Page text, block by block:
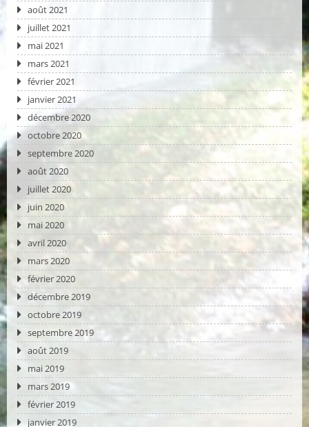
août 2021
juillet 2021
mai 2021
mars 2021
février 2021
janvier 2021
décembre 2020
octobre 2020
septembre 2020
août 2020
juillet 2020
juin 2020
mai 2020
avril 2020
mars 2020
février 2020
décembre 2019
octobre 2019
septembre 2019
août 2019
mai 2019
mars 2019
février 2019
janvier 2019